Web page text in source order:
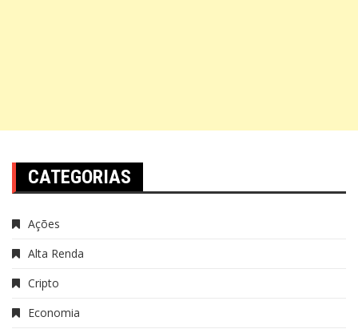
CATEGORIAS
Ações
Alta Renda
Cripto
Economia